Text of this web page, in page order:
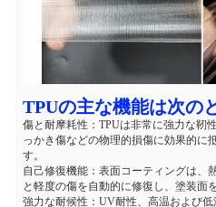
TPUの主な機能は次の
傷と耐摩耗性：TPUは非常に強力な靭
っかき傷などの物理的損傷に効果的に
す。
自己修復機能：表面コーティングは、
と軽度の傷を自動的に修復し、塗装面
強力な耐候性：UV耐性、高温および